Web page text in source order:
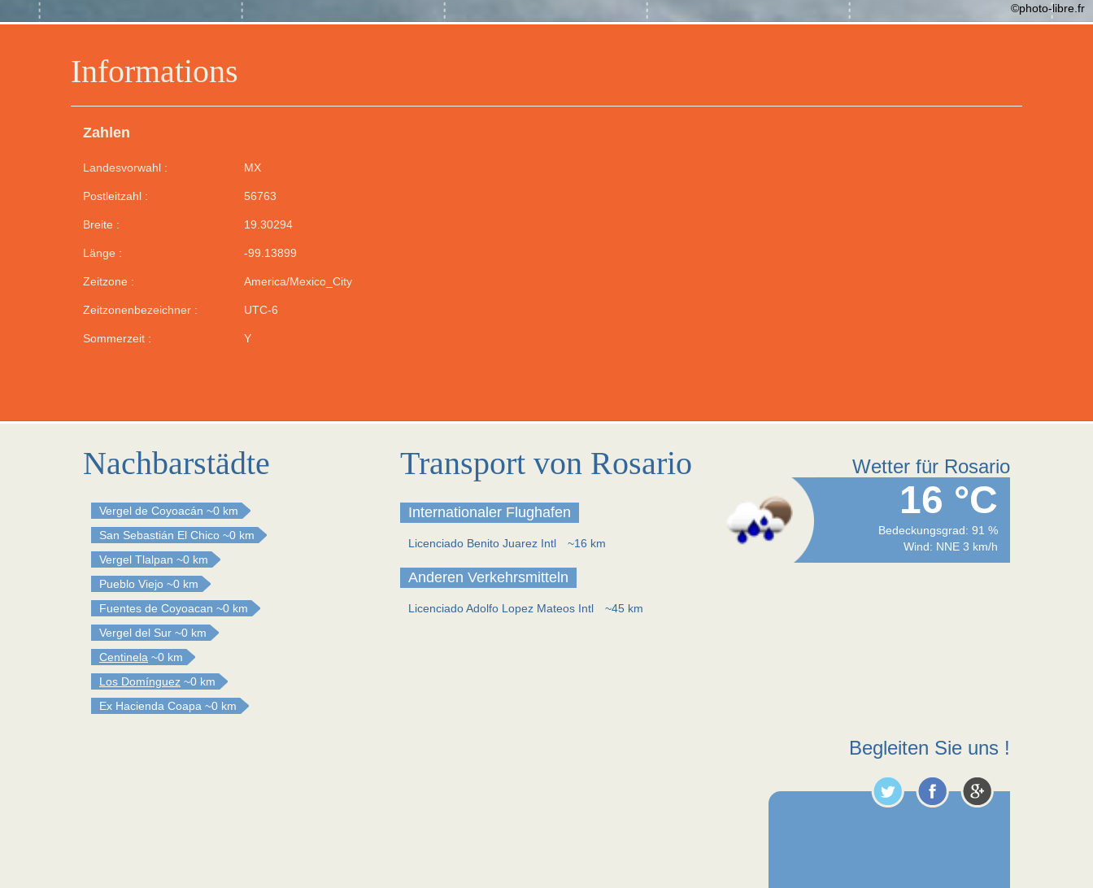
Informations
Zahlen
Landesvorwahl : MX
Postleitzahl : 56763
Breite : 19.30294
Länge : -99.13899
Zeitzone : America/Mexico_City
Zeitzonenbezeichner : UTC-6
Sommerzeit : Y
©photo-libre.fr
Nachbarstädte
Vergel de Coyoacán ~0 km
San Sebastián El Chico ~0 km
Vergel Tlalpan ~0 km
Pueblo Viejo ~0 km
Fuentes de Coyoacan ~0 km
Vergel del Sur ~0 km
Centinela ~0 km
Los Domínguez ~0 km
Ex Hacienda Coapa ~0 km
Transport von Rosario
Internationaler Flughafen
Licenciado Benito Juarez Intl ~16 km
Anderen Verkehrsmitteln
Licenciado Adolfo Lopez Mateos Intl ~45 km
Wetter für Rosario
16 °C
Bedeckungsgrad: 91 %
Wind: NNE 3 km/h
Begleiten Sie uns !